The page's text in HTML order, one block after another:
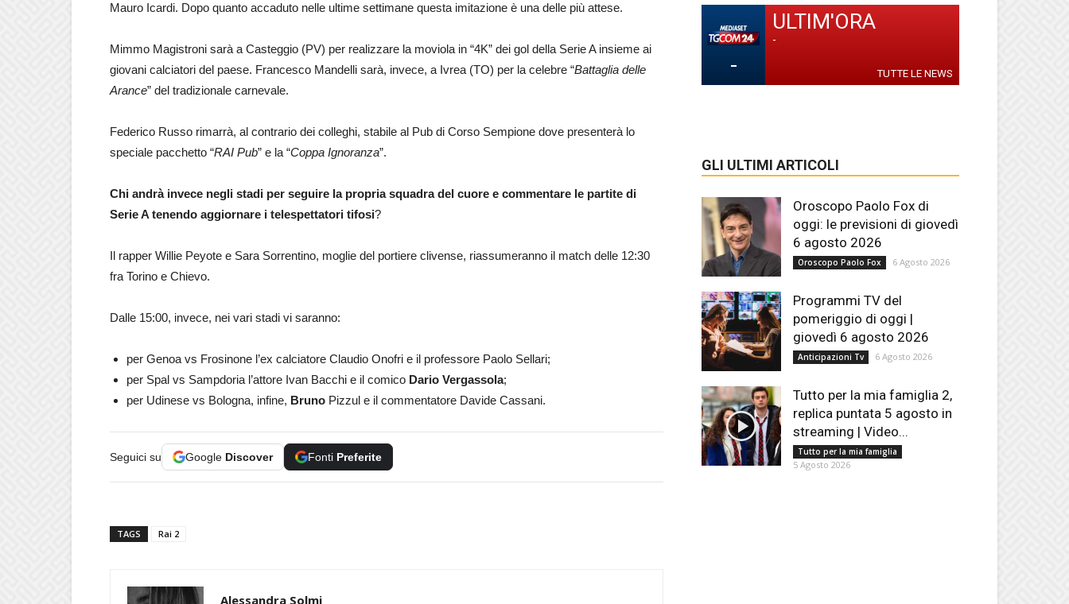
Mauro Icardi. Dopo quanto accaduto nelle ultime settimane questa imitazione è una delle più attese.
Mimmo Magistroni sarà a Casteggio (PV) per realizzare la moviola in “4K” dei gol della Serie A insieme ai
giovani calciatori del paese. Francesco Mandelli sarà, invece, a Ivrea (TO) per la celebre “Battaglia delle
Arance” del tradizionale carnevale.
Federico Russo rimarrà, al contrario dei colleghi, stabile al Pub di Corso Sempione dove presenterà lo
speciale pacchetto “RAI Pub” e la “Coppa Ignoranza”.
Chi andrà invece negli stadi per seguire la propria squadra del cuore e commentare le partite di
Serie A tenendo aggiornare i telespettatori tifosi?
Il rapper Willie Peyote e Sara Sorrentino, moglie del portiere clivense, riassumeranno il match delle 12:30
fra Torino e Chievo.
Dalle 15:00, invece, nei vari stadi vi saranno:
per Genoa vs Frosinone l’ex calciatore Claudio Onofri e il professore Paolo Sellari;
per Spal vs Sampdoria l’attore Ivan Bacchi e il comico Dario Vergassola;
per Udinese vs Bologna, infine, Bruno Pizzul e il commentatore Davide Cassani.
Seguici su Google Discover Fonti Preferite
TAGS Rai 2
Alessandra Solmi
-
ULTIM'ORA
-
TUTTE LE NEWS
GLI ULTIMI ARTICOLI
Oroscopo Paolo Fox di
oggi: le previsioni di giovedì
6 agosto 2026
Oroscopo Paolo Fox 6 Agosto 2026
Programmi TV del
pomeriggio di oggi |
giovedì 6 agosto 2026
Anticipazioni Tv 6 Agosto 2026
Tutto per la mia famiglia 2,
replica puntata 5 agosto in
streaming | Video...
Tutto per la mia famiglia
5 Agosto 2026